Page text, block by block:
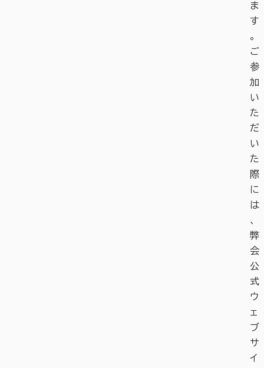
ま
す
。
ご
参
加
い
た
だ
い
た
際
に
は
、
弊
会
公
式
ウ
ェ
ブ
サ
イ